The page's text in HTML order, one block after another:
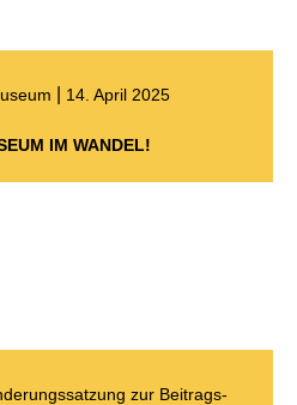
14. April 2025
IM WANDEL!
zur Beitrags-